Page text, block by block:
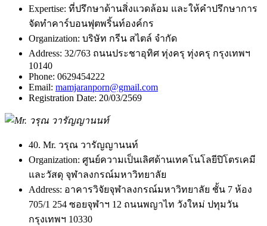
Expertise: ที่ปรึกษาด้านสิ่งแวดล้อม และให้คำปรึกษาการ
จัดทำคาร์บอนฟุตพริ้นท์องค์กร
Organization: บริษัท กรีน สไตล์ จำกัด
Address: 32/763 ถนนประชาอุทิศ ทุ่งครุ ทุ่งครุ กรุงเทพฯ
10140
Phone: 0629454222
Email: mamjaranporn@gmail.com
Registration Date: 20/03/2569
40. Mr. วรุณ วารัญญานนท์
Organization: ศูนย์ความเป็นเลิศด้านเทคโนโลยีปิโตรเคมี
และวัสดุ จุฬาลงกรณ์มหาวิทยาลัย
Address: อาคารวิจัยจุฬาลงกรณ์มหาวิทยาลัย ชั้น 7 ห้อง
705/1 254 ซอยจุฬาฯ 12 ถนนพญาไท วังใหม่ ปทุมวัน
กรุงเทพฯ 10330